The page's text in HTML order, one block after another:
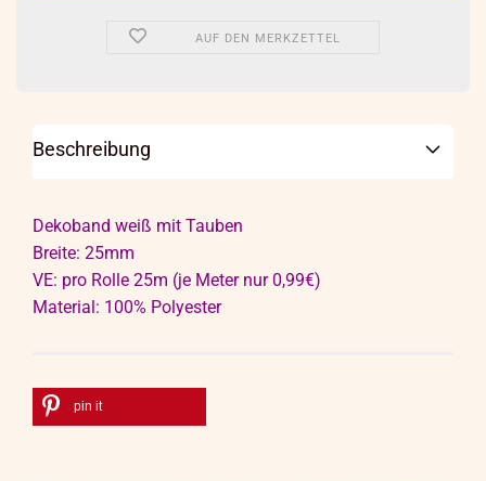
AUF DEN MERKZETTEL
Beschreibung
Dekoband weiß mit Tauben
Breite: 25mm
VE: pro Rolle 25m (je Meter nur 0,99€)
Material: 100% Polyester
pin it